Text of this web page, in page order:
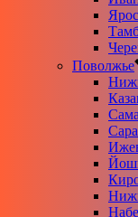
Поволжье